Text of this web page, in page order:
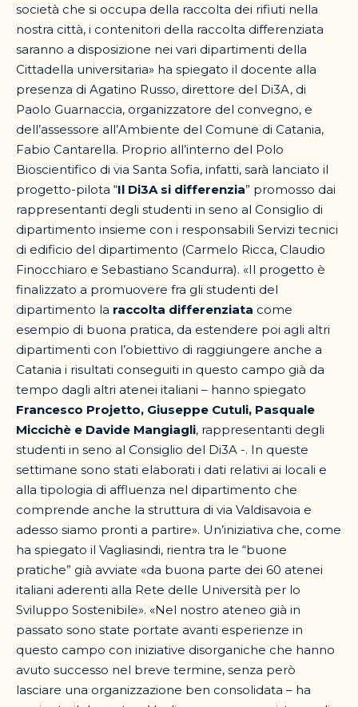
società che si occupa della raccolta dei rifiuti nella
nostra città, i contenitori della raccolta differenziata
saranno a disposizione nei vari dipartimenti della
Cittadella universitaria» ha spiegato il docente alla
presenza di Agatino Russo, direttore del Di3A, di
Paolo Guarnaccia, organizzatore del convegno, e
dell’assessore all’Ambiente del Comune di Catania,
Fabio Cantarella. Proprio all’interno del Polo
Bioscientifico di via Santa Sofia, infatti, sarà lanciato il
progetto-pilota “Il Di3A si differenzia” promosso dai
rappresentanti degli studenti in seno al Consiglio di
dipartimento insieme con i responsabili Servizi tecnici
di edificio del dipartimento (Carmelo Ricca, Claudio
Finocchiaro e Sebastiano Scandurra). «Il progetto è
finalizzato a promuovere fra gli studenti del
dipartimento la raccolta differenziata come
esempio di buona pratica, da estendere poi agli altri
dipartimenti con l’obiettivo di raggiungere anche a
Catania i risultati conseguiti in questo campo già da
tempo dagli altri atenei italiani – hanno spiegato
Francesco Projetto, Giuseppe Cutuli, Pasquale
Miccichè e Davide Mangiagli, rappresentanti degli
studenti in seno al Consiglio del Di3A -. In queste
settimane sono stati elaborati i dati relativi ai locali e
alla tipologia di affluenza nel dipartimento che
comprende anche la struttura di via Valdisavoia e
adesso siamo pronti a partire». Un’iniziativa che, come
ha spiegato il Vagliasindi, rientra tra le “buone
pratiche” già avviate «da buona parte dei 60 atenei
italiani aderenti alla Rete delle Università per lo
Sviluppo Sostenibile». «Nel nostro ateneo già in
passato sono state portate avanti esperienze in
questo campo con iniziative disorganiche che hanno
avuto successo nel breve termine, senza però
lasciare una organizzazione ben consolidata – ha